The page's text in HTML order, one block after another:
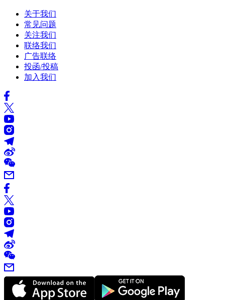
关于我们
常见问题
关注我们
联络我们
广告联络
投函/投稿
加入我们